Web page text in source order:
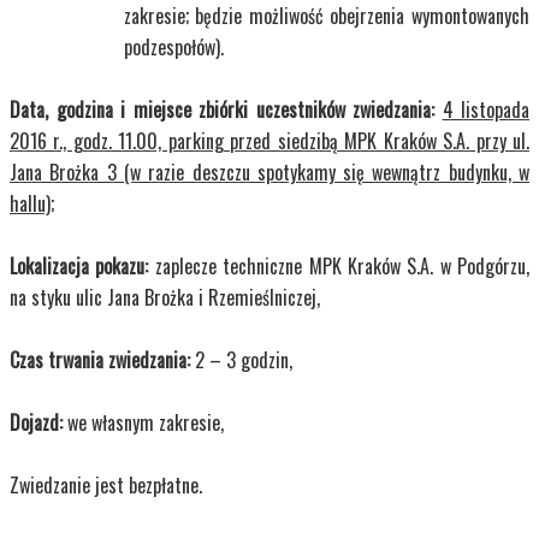
zakresie; będzie możliwość obejrzenia wymontowanych
podzespołów).
Data, godzina i miejsce zbiórki uczestników zwiedzania: 4 listopada
2016 r., godz. 11.00, parking przed siedzibą MPK Kraków S.A. przy ul.
Jana Brożka 3 (w razie deszczu spotykamy się wewnątrz budynku, w
hallu);
Lokalizacja pokazu:zaplecze techniczne MPK Kraków S.A. w Podgórzu,
na styku ulic Jana Brożka i Rzemieślniczej,
Czas trwania zwiedzania:2 – 3 godzin,
Dojazd:we własnym zakresie,
Zwiedzanie jest bezpłatne.